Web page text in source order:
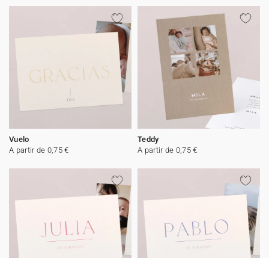
Vuelo
A partir de 0,75 €
Teddy
A partir de 0,75 €